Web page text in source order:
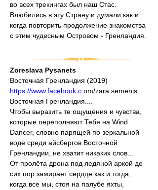
во всех трекингах был наш Стас.
Влюбились в эту Страну и думали как и
когда повторить продолжение знакомства
с этим чудесным Островом - Гренландия.
Zoreslava Pysanets
Восточная Гренландия (2019)
https://www.facebook.c om/zara.semenis
Восточная Гренландия....
Чтобы выразить те ощущения и чувства,
которые переполняют Тебя на Wind
Dancer, словно парящей по зеркальной
воде среди айсбергов Восточной
Гренландии, не хватит никаких слов...
От пролёта дрона под ледяной аркой до
сих пор замирает сердце как и тогда,
когда все мы, стоя на палубе яхты,